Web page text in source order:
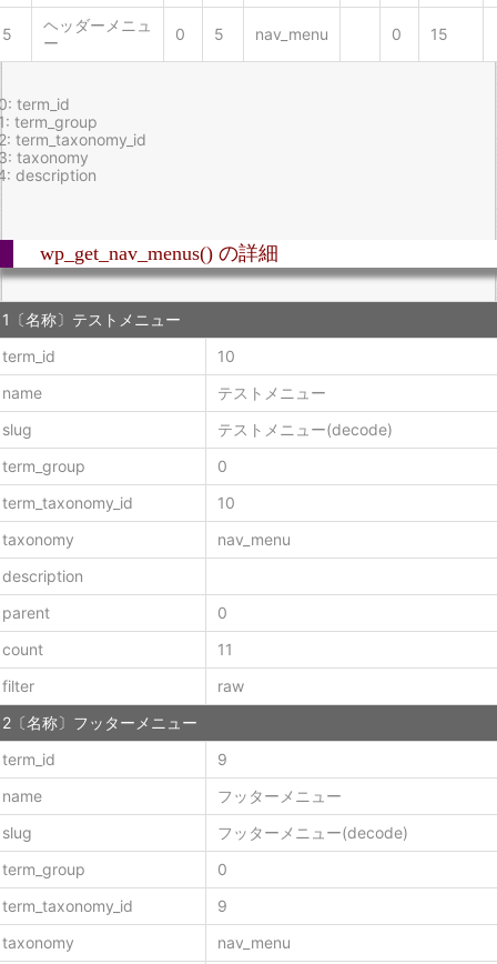
5
ヘッダーメニュ
ー
0 5 nav_menu 0 15
term_id
term_group
term_taxonomy_id
taxonomy
description
wp_get_nav_menus() の詳細
1〔名称〕テストメニュー
term_id
10
name
テストメニュー
slug
テストメニュー(decode)
term_group
0
term_taxonomy_id
10
taxonomy
nav_menu
description
parent
0
count
11
filter
raw
2〔名称〕フッターメニュー
term_id
9
name
フッターメニュー
slug
フッターメニュー(decode)
term_group
0
term_taxonomy_id
9
taxonomy
nav_menu